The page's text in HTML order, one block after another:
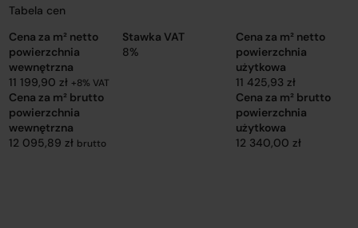
Tabela cen
Cena za m² netto
powierzchnia
wewnętrzna
11 199,90 zł+8% VAT
Stawka VAT
8%
Cena za m² netto
powierzchnia
użytkowa
11 425,93 zł
Cena za m² brutto
powierzchnia
wewnętrzna
12 095,89 zł brutto
Cena za m² brutto
powierzchnia
użytkowa
12 340,00 zł